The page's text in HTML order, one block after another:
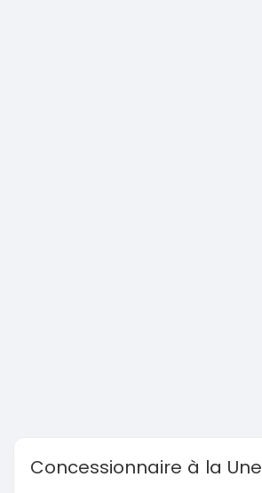
Concessionnaire à la Une